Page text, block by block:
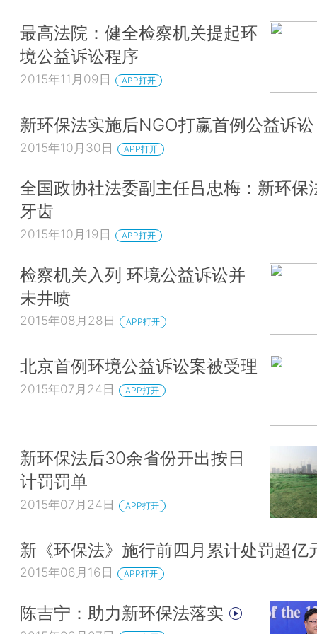
最高法院：健全检察机关提起环
境公益诉讼程序
2015年11月09日 APP打开
新环保法实施后NGO打赢首例公益诉讼
2015年10月30日 APP打开
全国政协社法委副主任吕忠梅：新环保
牙齿
2015年10月19日 APP打开
检察机关入列 环境公益诉讼并
未井喷
2015年08月28日 APP打开
北京首例环境公益诉讼案被受理
2015年07月24日 APP打开
新环保法后30余省份开出按日
计罚罚单
2015年07月24日 APP打开
新《环保法》施行前四月累计处罚超亿
2015年06月16日 APP打开
陈吉宁：助力新环保法落实